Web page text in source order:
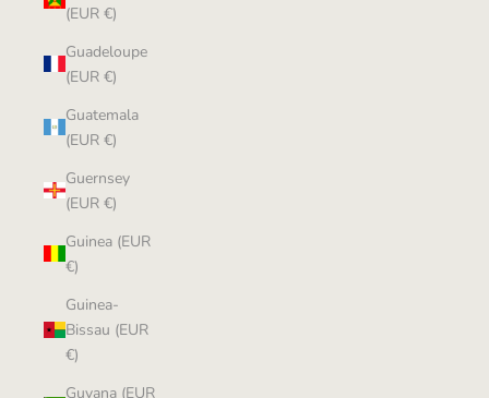
(EUR €)
Guadeloupe
(EUR €)
Guatemala
(EUR €)
Guernsey
(EUR €)
Guinea (EUR
€)
Guinea-
Bissau (EUR
€)
Guyana (EUR